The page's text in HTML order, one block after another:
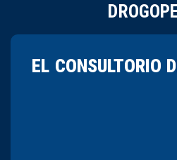
EL CONSULTORIO